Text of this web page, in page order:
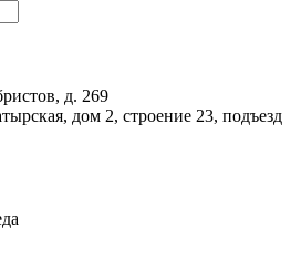
д. 269
дом 2, строение 23, подъезд